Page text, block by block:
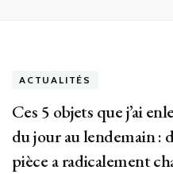
ACTUALITÉS
Ces 5 objets que j’ai
du jour au lendemain :
pièce a radicalement